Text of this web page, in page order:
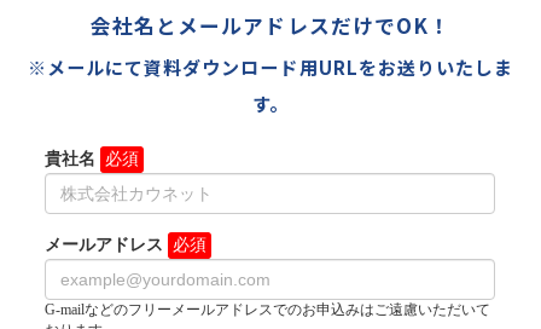
会社名とメールアドレスだけでOK！
※メールにて資料ダウンロード用URLをお送りいたしま
す。